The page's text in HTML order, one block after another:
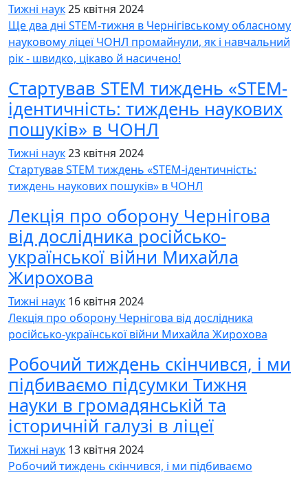
Тижні наук25 квітня 2024
Ще два дні STEM-тижня в Чернігівському обласному
науковому ліцеї ЧОНЛ промайнули, як і навчальний
рік - швидко, цікаво й насичено!
Стартував STEM тиждень «STEM-
ідентичність: тиждень наукових
пошуків» в ЧОНЛ
Тижні наук23 квітня 2024
Стартував STEM тиждень «STEM-ідентичність:
тиждень наукових пошуків» в ЧОНЛ
Лекція про оборону Чернігова
від дослідника російсько-
української війни Михайла
Жирохова
Тижні наук 16 квітня 2024
Лекція про оборону Чернігова від дослідника
російсько-української війни Михайла Жирохова
Робочий тиждень скінчився, і ми
підбиваємо підсумки Тижня
науки в громадянській та
історичній галузі в ліцеї
Тижні наук 13 квітня 2024
Робочий тиждень скінчився, і ми підбиваємо